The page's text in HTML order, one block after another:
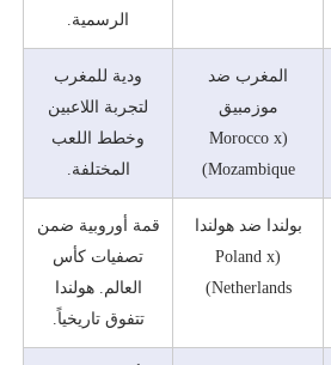
الرسمية.
المغرب ضد
موزمبيق
(Morocco x
Mozambique)
ودية للمغرب
لتجربة اللاعبين
وخطط اللعب
المختلفة.
بولندا ضد هولندا
(Poland x
Netherlands)
قمة أوروبية ضمن
تصفيات كأس
العالم. هولندا
تتفوق تاريخياً.